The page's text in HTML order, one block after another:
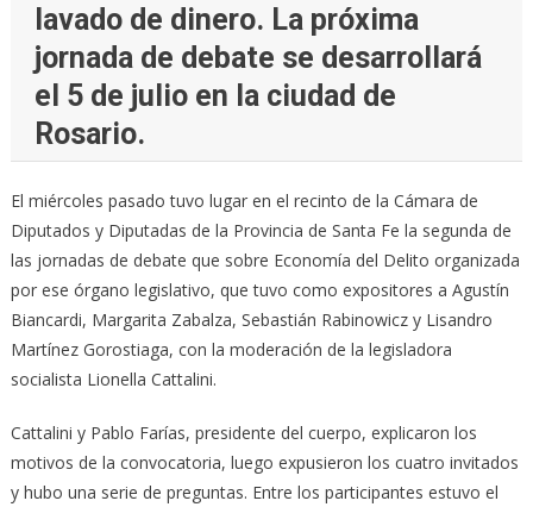
lavado de dinero. La próxima
jornada de debate se desarrollará
el 5 de julio en la ciudad de
Rosario.
El miércoles pasado tuvo lugar en el recinto de la Cámara de
Diputados y Diputadas de la Provincia de Santa Fe la segunda de
las jornadas de debate que sobre Economía del Delito organizada
por ese órgano legislativo, que tuvo como expositores a Agustín
Biancardi, Margarita Zabalza, Sebastián Rabinowicz y Lisandro
Martínez Gorostiaga, con la moderación de la legisladora
socialista Lionella Cattalini.
Cattalini y Pablo Farías, presidente del cuerpo, explicaron los
motivos de la convocatoria, luego expusieron los cuatro invitados
y hubo una serie de preguntas. Entre los participantes estuvo el